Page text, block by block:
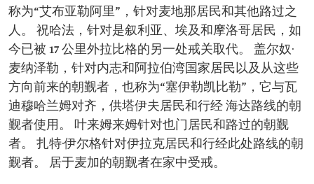
称为“艾布亚勒阿里”，针对麦地那居民和其他路过之
人。 祝哈法，针对是叙利亚、埃及和摩洛哥居民，如
今已被 17 公里外拉比格的另一处戒关取代。 盖尔奴·
麦纳泽勒，针对内志和阿拉伯湾国家居民以及从这些
方向前来的朝觐者，也称为“塞伊勒凯比勒”，它与瓦
迪穆哈兰姆对齐，供塔伊夫居民和行经 海达路线的朝
觐者使用。 叶来姆来姆针对也门居民和路过的朝觐
者。 扎特·伊尔格针对伊拉克居民和行经此处路线的朝
觐者。 居于麦加的朝觐者在家中受戒。